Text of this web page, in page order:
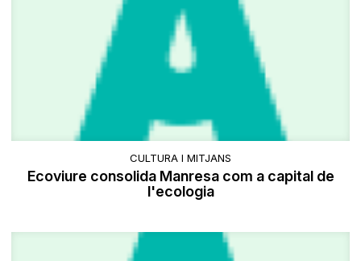
CULTURA I MITJANS
Ecoviure consolida Manresa com a capital de
l'ecologia